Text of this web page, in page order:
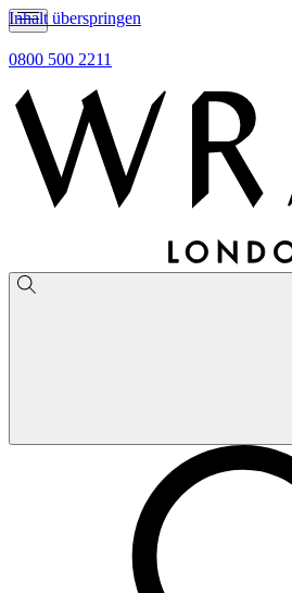
Inhalt überspringen
0800 500 2211